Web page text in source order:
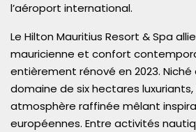
l’aéroport international.
Le Hilton Mauritius Resort & Spa
mauricienne et confort
entièrement rénové en 2023. Niché
domaine de six hectares
atmosphère raffinée mêlant
européennes. Entre activités